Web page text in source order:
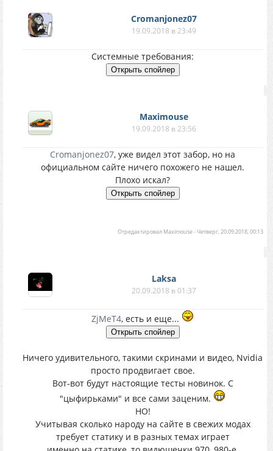
Cromanjonez07
19.09.2018 в 23:49
Системные требования:
Maximouse
19.09.2018 в 23:56
Cromanjonez07, уже видел этот забор, но на
официальном сайте ничего похожего не нашел.
Плохо искал?
Отредактировал Maximouse-Четверг, 20.09.2018, 00:13
Laksa
20.09.2018 в 01:37
ZjMeT4, есть и еще...
Ничего удивительного, такими скринами и видео, Nvidia
просто продвигает свое.
Вот-вот будут настоящие тесты новинок. С
"цыфирьками" и все сами заценим.
НО!
Учитывая сколько народу на сайте в свежих модах
требует статику и в разных темах играет